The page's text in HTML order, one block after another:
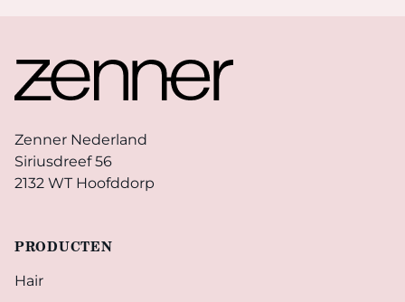
Zenner Nederland
Siriusdreef 56
2132 WT Hoofddorp
PRODUCTEN
Hair